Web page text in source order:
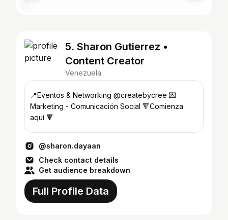
5. Sharon Gutierrez •
Content Creator
Venezuela
📍Eventos & Networking @createbycree 💌
Marketing - Comunicación Social 🔻Comienza
aquí 🔻
@sharon.dayaan
Check contact details
Get audience breakdown
Full Profile Data